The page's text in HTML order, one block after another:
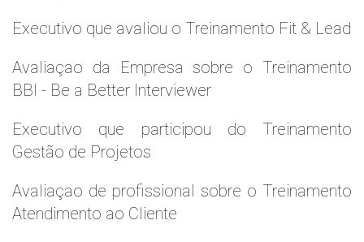
Executivo que avaliou o Treinamento Fit & Lead
Avaliaçao da Empresa sobre o Treinamento
BBI - Be a Better Interviewer
Executivo que participou do Treinamento
Gestão de Projetos
Avaliaçao de profissional sobre o Treinamento
Atendimento ao Cliente